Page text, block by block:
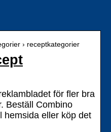
› receptkategorier
för fler bra
Beställ Combino
hemsida eller köp det